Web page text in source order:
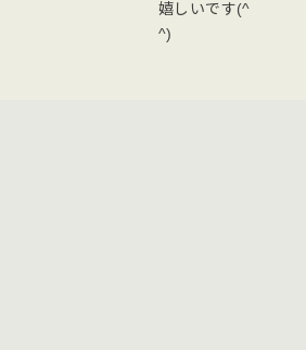
嬉しいです(^
^)